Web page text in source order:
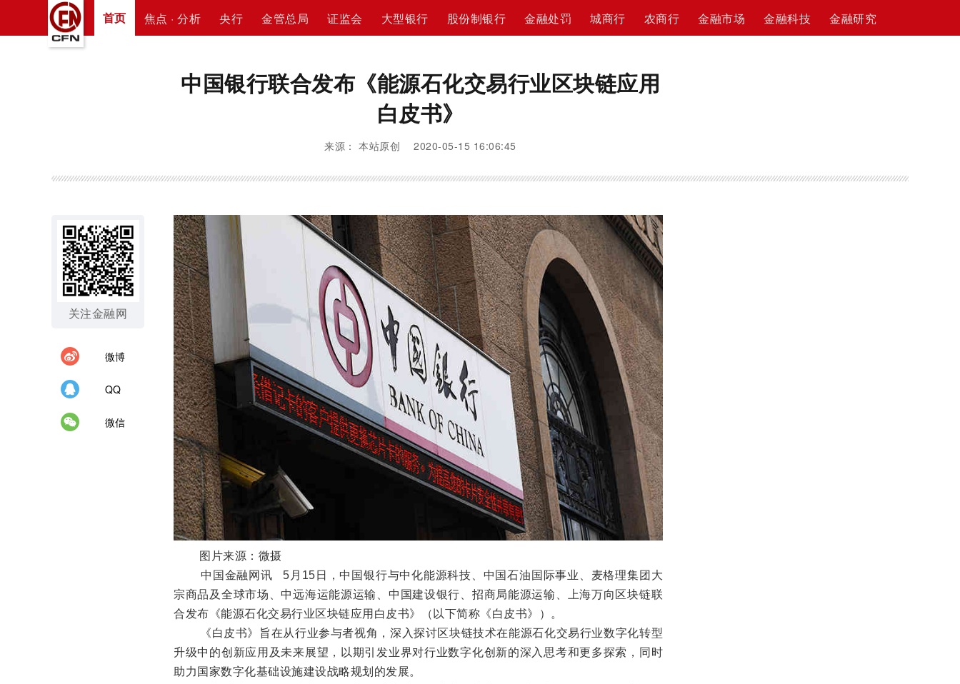
首页 焦点 · 分析 央行 金管总局 证监会 大型银行 股份制银行 金融处罚 城商行 农商行 金融市场 金融科技 金融研究
中国银行联合发布《能源石化交易行业区块链应用
白皮书》
来源： 本站原创 2020-05-15 16:06:45
关注金融网
微博
QQ
微信
图片来源：微摄
中国金融网讯5月15日，中国银行与中化能源科技、中国石油国际事业、麦格理集团大
宗商品及全球市场、中远海运能源运输、中国建设银行、招商局能源运输、上海万向区块链联
合发布《能源石化交易行业区块链应用白皮书》（以下简称《白皮书》）。
《白皮书》旨在从行业参与者视角，深入探讨区块链技术在能源石化交易行业数字化转型
升级中的创新应用及未来展望，以期引发业界对行业数字化创新的深入思考和更多探索，同时
助力国家数字化基础设施建设战略规划的发展。